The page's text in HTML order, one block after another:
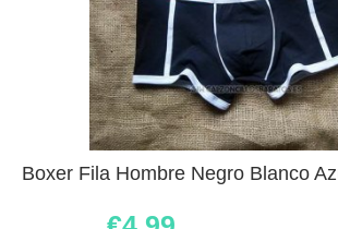
Boxer Fila Hombre Negro Blanco